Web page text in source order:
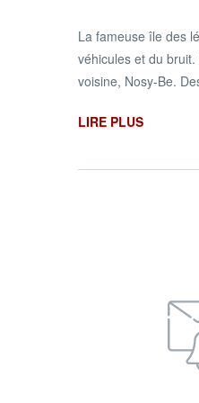
La fameuse île des
véhicules et du
voisine, Nosy-Be.
LIRE PLUS